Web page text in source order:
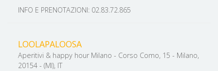
INFO E PRENOTAZIONI: 02.83.72.865
LOOLAPALOOSA
Aperitivi & happy hour Milano - Corso Como, 15 - Milano,
20154 - (MI), IT